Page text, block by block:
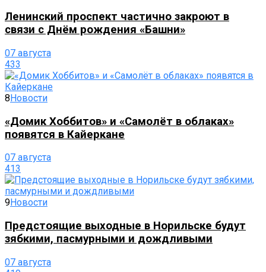
Ленинский проспект частично закроют в
связи с Днём рождения «Башни»
07 августа
433
8Новости
«Домик Хоббитов» и «Самолёт в облаках»
появятся в Кайеркане
07 августа
413
9Новости
Предстоящие выходные в Норильске будут
зябкими, пасмурными и дождливыми
07 августа